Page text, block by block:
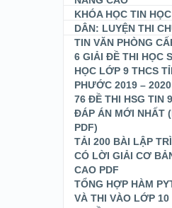
KHÓA HỌC TIN
DÂN: LUYỆN THI
TIN VĂN PHÒNG
6 GIẢI ĐỀ THI HỌC
HỌC LỚP 9 THCS
PHƯỚC 2019 – 2020
76 ĐỀ THI HSG TIN
ĐÁP ÁN MỚI NHẤT
PDF)
TẢI 200 BÀI LẬP
CÓ LỜI GIẢI CƠ
CAO PDF
TỔNG HỢP HÀM
VÀ THI VÀO LỚP 10